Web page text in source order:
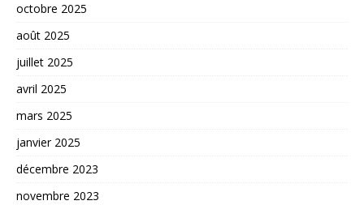
octobre 2025
août 2025
juillet 2025
avril 2025
mars 2025
janvier 2025
décembre 2023
novembre 2023